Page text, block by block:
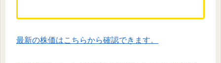
最新の株価はこちらから確認できます。